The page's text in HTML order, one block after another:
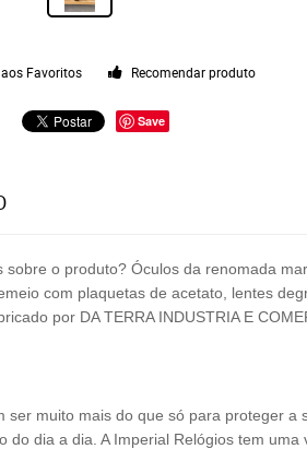
Favoritos Recomendar produto
Save
sobre o produto? Óculos da renomada
com plaquetas de acetato, lentes
por DA TERRA INDUSTRIA E
ser muito mais do que só para proteger
do dia a dia. A Imperial Relógios tem